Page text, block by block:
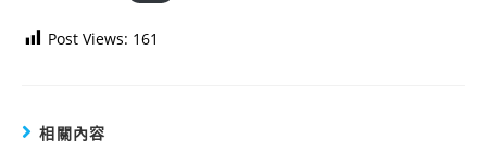
Post Views: 161
相關內容